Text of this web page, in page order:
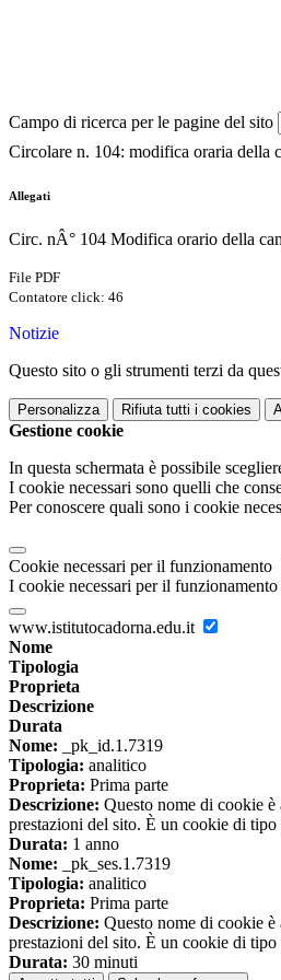
Campo di ricerca per le pagine del sito
Circolare n. 104: modifica oraria della
Allegati
Circ. nÂ° 104 Modifica orario della
File PDF
Contatore click: 46
Notizie
Questo sito o gli strumenti terzi da
Personalizza Rifiuta tutti i cookies
Gestione cookie
In questa schermata è possibile
I cookie necessari sono quelli che
Per conoscere quali sono i cookie
Cookie necessari per il funzionamento
I cookie necessari per il
www.istitutocadorna.edu.it
Nome
Tipologia
Proprieta
Descrizione
Durata
Nome: _pk_id.1.7319
Tipologia: analitico
Proprieta: Prima parte
Descrizione: Questo nome di cookie
prestazioni del sito. È un cookie di
Durata: 1 anno
Nome: _pk_ses.1.7319
Tipologia: analitico
Proprieta: Prima parte
Descrizione: Questo nome di cookie
prestazioni del sito. È un cookie di
Durata: 30 minuti